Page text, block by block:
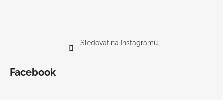
Sledovat na Instagramu
Facebook